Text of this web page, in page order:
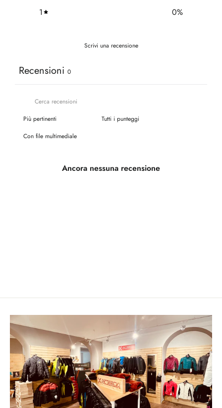
1
0%
Scrivi una recensione
Recensioni 0
Con file multimediale
Ancora nessuna recensione